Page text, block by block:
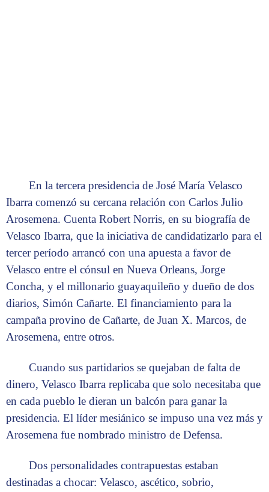
En la tercera presidencia de José María Velasco
Ibarra comenzó su cercana relación con Carlos Julio
Arosemena. Cuenta Robert Norris, en su biografía de
Velasco Ibarra, que la iniciativa de candidatizarlo para el
tercer período arrancó con una apuesta a favor de
Velasco entre el cónsul en Nueva Orleans, Jorge
Concha, y el millonario guayaquileño y dueño de dos
diarios, Simón Cañarte. El financiamiento para la
campaña provino de Cañarte, de Juan X. Marcos, de
Arosemena, entre otros.
Cuando sus partidarios se quejaban de falta de
dinero, Velasco Ibarra replicaba que solo necesitaba que
en cada pueblo le dieran un balcón para ganar la
presidencia. El líder mesiánico se impuso una vez más y
Arosemena fue nombrado ministro de Defensa.
Dos personalidades contrapuestas estaban
destinadas a chocar: Velasco, ascético, sobrio,